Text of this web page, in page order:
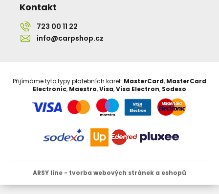
Kontakt
723 00 11 22
info@carpshop.cz
Přijímáme tyto typy platebních karet: MasterCard, MasterCard
Electronic, Maestro,Visa,Visa Electron, Sodexo
ARSY line - tvorba webových stránek a eshopů